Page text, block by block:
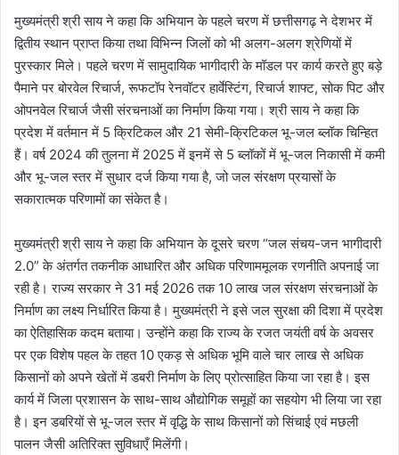
मुख्यमंत्री श्री साय ने कहा कि अभियान के पहले चरण में छत्तीसगढ़ ने देशभर में
द्वितीय स्थान प्राप्त किया तथा विभिन्न जिलों को भी अलग-अलग श्रेणियों में
पुरस्कार मिले। पहले चरण में सामुदायिक भागीदारी के मॉडल पर कार्य करते हुए बड़े
पैमाने पर बोरवेल रिचार्ज, रूफटॉप रेनवॉटर हार्वेस्टिंग, रिचार्ज शाफ्ट, सोक पिट और
ओपनवेल रिचार्ज जैसी संरचनाओं का निर्माण किया गया। श्री साय ने कहा कि
प्रदेश में वर्तमान में 5 क्रिटिकल और 21 सेमी-क्रिटिकल भू-जल ब्लॉक चिन्हित
हैं। वर्ष 2024 की तुलना में 2025 में इनमें से 5 ब्लॉकों में भू-जल निकासी में कमी
और भू-जल स्तर में सुधार दर्ज किया गया है, जो जल संरक्षण प्रयासों के
सकारात्मक परिणामों का संकेत है।
मुख्यमंत्री श्री साय ने कहा कि अभियान के दूसरे चरण “जल संचय-जन भागीदारी
2.0” के अंतर्गत तकनीक आधारित और अधिक परिणाममूलक रणनीति अपनाई जा
रही है। राज्य सरकार ने 31 मई 2026 तक 10 लाख जल संरक्षण संरचनाओं के
निर्माण का लक्ष्य निर्धारित किया है। मुख्यमंत्री ने इसे जल सुरक्षा की दिशा में प्रदेश
का ऐतिहासिक कदम बताया। उन्होंने कहा कि राज्य के रजत जयंती वर्ष के अवसर
पर एक विशेष पहल के तहत 10 एकड़ से अधिक भूमि वाले चार लाख से अधिक
किसानों को अपने खेतों में डबरी निर्माण के लिए प्रोत्साहित किया जा रहा है। इस
कार्य में जिला प्रशासन के साथ-साथ औद्योगिक समूहों का सहयोग भी लिया जा रहा
है। इन डबरियों से भू-जल स्तर में वृद्धि के साथ किसानों को सिंचाई एवं मछली
पालन जैसी अतिरिक्त सुविधाएँ मिलेंगी।